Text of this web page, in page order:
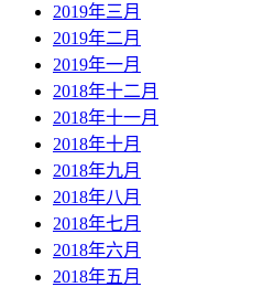
2019年三月
2019年二月
2019年一月
2018年十二月
2018年十一月
2018年十月
2018年九月
2018年八月
2018年七月
2018年六月
2018年五月